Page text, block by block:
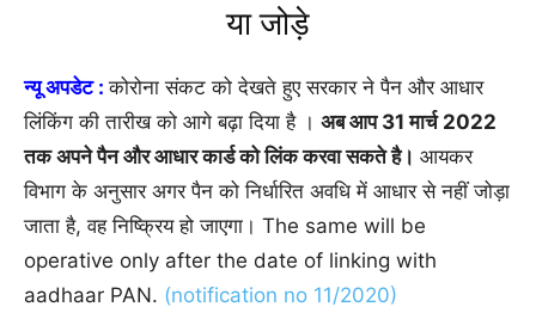
या जोड़े
न्यू अपडेट :कोरोना संकट को देखते हुए सरकार ने पैन और आधार
लिंकिंग की तारीख को आगे बढ़ा दिया है । अब आप 31 मार्च 2022
तक अपने पैन और आधार कार्ड को लिंक करवा सकते है। आयकर
विभाग के अनुसार अगर पैन को निर्धारित अवधि में आधार से नहीं जोड़ा
जाता है, वह निष्क्रिय हो जाएगा। The same will be
operative only after the date of linking with
aadhaar PAN. (notification no 11/2020)